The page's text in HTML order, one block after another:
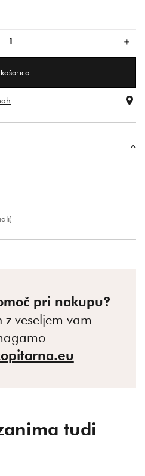
pri nakupu?
z veseljem vam
tudi